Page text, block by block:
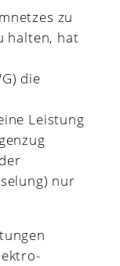
zu
halten, hat
die
Leistung
nur